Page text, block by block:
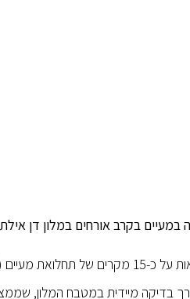
בקרב אורחים במלון דן
מיד עם קבלת המידע הראשוני אתמול למשרד
מיידית במטבח המלון,